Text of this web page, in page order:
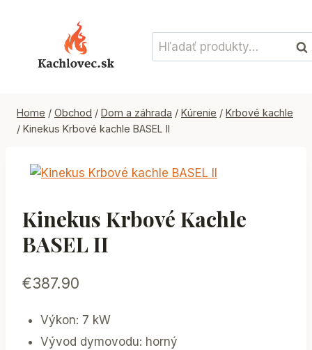
Hľadať:
Home / Obchod / Dom a záhrada / Kúrenie / Krbové kachle
/ Kinekus Krbové kachle BASEL II
Kinekus Krbové Kachle
BASEL II
€387.90
Výkon: 7 kW
Vývod dymovodu: horný